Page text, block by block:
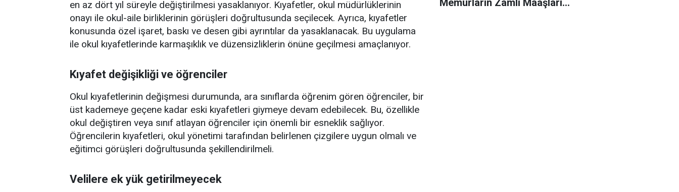
en az dört yıl süreyle değiştirilmesi yasaklanıyor. Kıyafetler, okul müdürlüklerinin
onayı ile okul-aile birliklerinin görüşleri doğrultusunda seçilecek. Ayrıca, kıyafetler
konusunda özel işaret, baskı ve desen gibi ayrıntılar da yasaklanacak. Bu uygulama
ile okul kıyafetlerinde karmaşıklık ve düzensizliklerin önüne geçilmesi amaçlanıyor.
Kıyafet değişikliği ve öğrenciler
Okul kıyafetlerinin değişmesi durumunda, ara sınıflarda öğrenim gören öğrenciler, bir
üst kademeye geçene kadar eski kıyafetleri giymeye devam edebilecek. Bu, özellikle
okul değiştiren veya sınıf atlayan öğrenciler için önemli bir esneklik sağlıyor.
Öğrencilerin kıyafetleri, okul yönetimi tarafından belirlenen çizgilere uygun olmalı ve
eğitimci görüşleri doğrultusunda şekillendirilmeli.
Velilere ek yük getirilmeyecek
Memurların Zamlı Maaşları